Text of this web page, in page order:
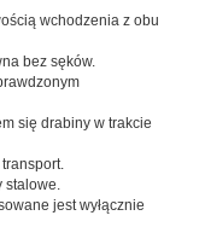
wchodzenia z obu
bez sęków.
się drabiny w trakcie
stalowe.
jest wyłącznie